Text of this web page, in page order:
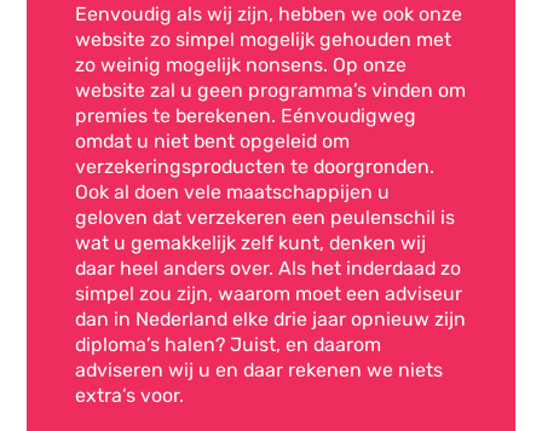
Eenvoudig als wij zijn, hebben we ook onze
website zo simpel mogelijk gehouden met
zo weinig mogelijk nonsens. Op onze
website zal u geen programma’s vinden om
premies te berekenen. Eénvoudigweg
omdat u niet bent opgeleid om
verzekeringsproducten te doorgronden.
Ook al doen vele maatschappijen u
geloven dat verzekeren een peulenschil is
wat u gemakkelijk zelf kunt, denken wij
daar heel anders over. Als het inderdaad zo
simpel zou zijn, waarom moet een adviseur
dan in Nederland elke drie jaar opnieuw zijn
diploma’s halen? Juist, en daarom
adviseren wij u en daar rekenen we niets
extra’s voor.